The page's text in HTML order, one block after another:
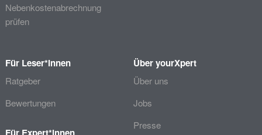
Nebenkostenabrechnung
prüfen
Für Leser*innen
Ratgeber
Bewertungen
Für Expert*innen
Über yourXpert
Über uns
Jobs
Presse